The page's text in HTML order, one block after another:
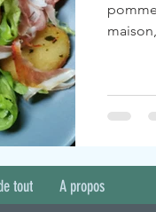
tout A propos